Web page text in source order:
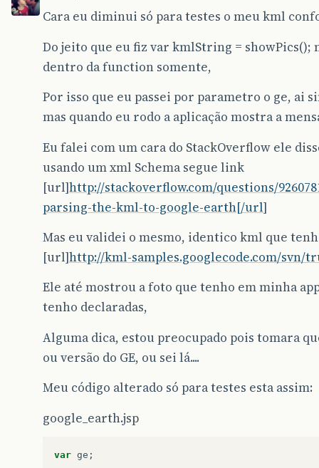
Cara eu diminui só para testes o meu kml
Do jeito que eu fiz var kmlString = showPics();
dentro da function somente,
Por isso que eu passei por parametro o ge, ai
mas quando eu rodo a aplicação mostra a
Eu falei com um cara do StackOverflow ele
usando um xml Schema segue link
[url]http://stackoverflow.com/questions/
parsing-the-kml-to-google-earth[/url]
Mas eu validei o mesmo, identico kml que
[url]http://kml-samples.googlecode.com/
Ele até mostrou a foto que tenho em minha
tenho declaradas,
Alguma dica, estou preocupado pois tomara
ou versão do GE, ou sei lá....
Meu código alterado só para testes esta assim:
google_earth.jsp
var ge ;